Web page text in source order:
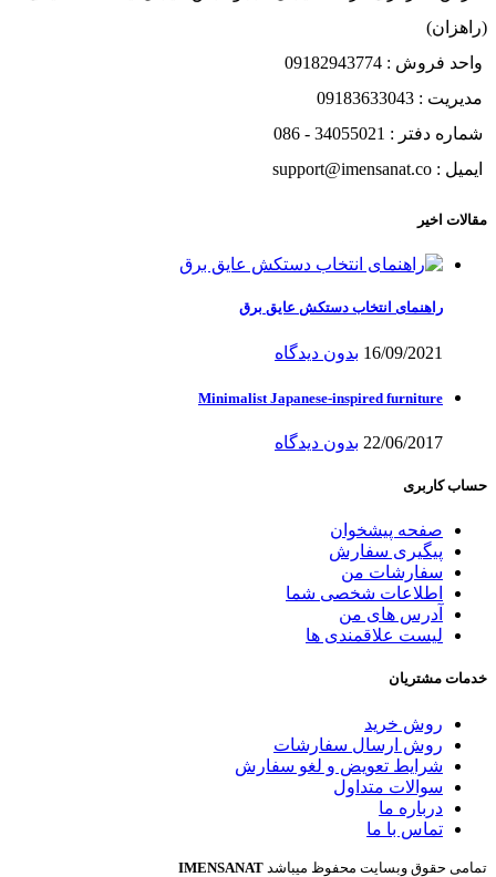
(راهزان)
واحد فروش : 09182943774
مدیریت : 09183633043
شماره دفتر : 34055021 - 086
ایمیل : support@imensanat.co
مقالات اخیر
راهنمای انتخاب دستکش عایق برق
16/09/2021 بدون دیدگاه
Minimalist Japanese-inspired furniture
22/06/2017 بدون دیدگاه
حساب کاربری
صفحه پیشخوان
پیگیری سفارش
سفارشات من
اطلاعات شخصی شما
آدرس های من
لیست علاقمندی ها
خدمات مشتریان
روش خرید
روش ارسال سفارشات
شرایط تعویض و لغو سفارش
سوالات متداول
درباره ما
تماس با ما
تمامی حقوق وبسایت محفوظ میباشد IMENSANAT